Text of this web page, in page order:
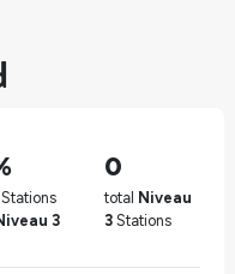
3
0
total Niveau
3 Stations